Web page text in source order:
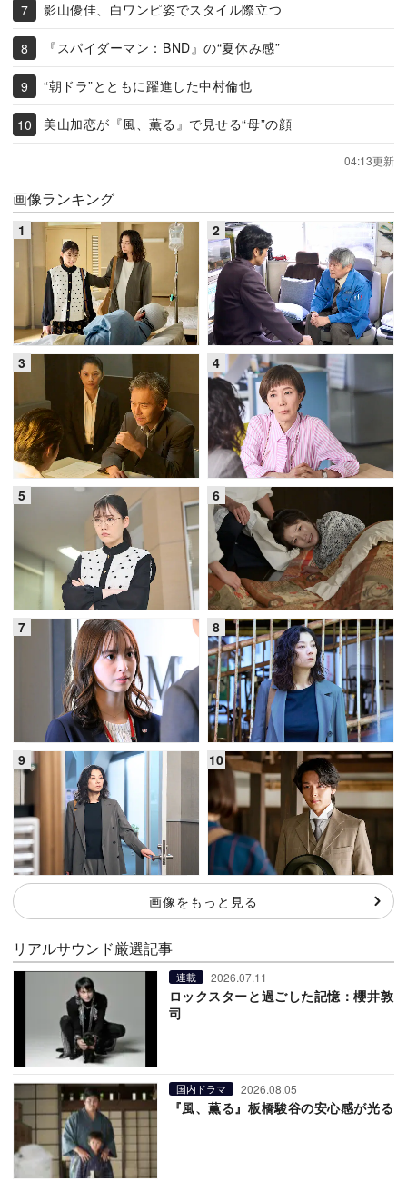
影山優佳、白ワンピ姿でスタイル際立つ
『スパイダーマン：BND』の“夏休み感”
“朝ドラ”とともに躍進した中村倫也
美山加恋が『風、薫る』で見せる“母”の顔
04:13更新
画像ランキング
画像をもっと見る
リアルサウンド厳選記事
連載 2026.07.11
ロックスターと過ごした記憶：櫻井敦
司
国内ドラマ 2026.08.05
『風、薫る』板橋駿谷の安心感が光る